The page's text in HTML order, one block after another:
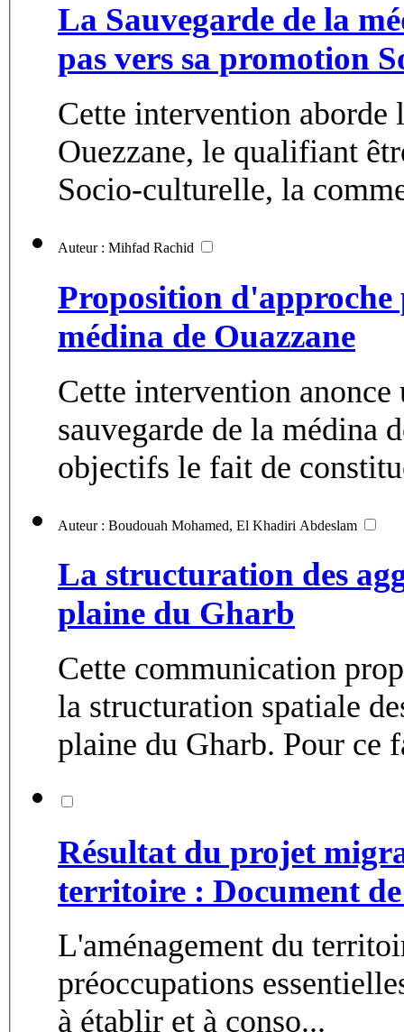
La Sauvegarde de la
pas vers sa promotion
Cette intervention aborde
Ouezzane, le qualifiant
Socio-culturelle, la
Auteur : Mihfad Rachid
Proposition d'approche
médina de Ouazzane
Cette intervention
sauvegarde de la médina
objectifs le fait de
Auteur : Boudouah Mohamed, El Khadiri Abdeslam
La structuration des
plaine du Gharb
Cette communication
la structuration spatiale
plaine du Gharb. Pour ce
Résultat du projet
territoire : Document de
L'aménagement du
préoccupations
à établir et à conso...